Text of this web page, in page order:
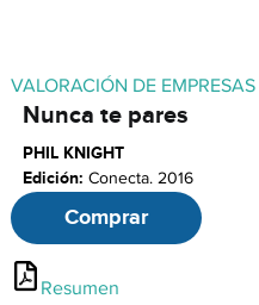
VALORACIÓN DE EMPRESAS
Nunca te pares
PHIL KNIGHT
Edición:Conecta. 2016
Páginas:Comprar
Resumen